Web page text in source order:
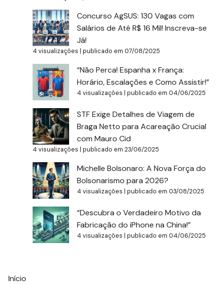
Concurso AgSUS: 130 Vagas com
Salários de Até R$ 16 Mil! Inscreva-se
Já!
4 visualizações |publicado em 07/08/2025
“Não Perca! Espanha x França:
Horário, Escalações e Como Assistir!”
4 visualizações |publicado em 04/06/2025
STF Exige Detalhes de Viagem de
Braga Netto para Acareação Crucial
com Mauro Cid
4 visualizações |publicado em 23/06/2025
Michelle Bolsonaro: A Nova Força do
Bolsonarismo para 2026?
4 visualizações |publicado em 03/08/2025
“Descubra o Verdadeiro Motivo da
Fabricação do iPhone na China!”
4 visualizações |publicado em 04/06/2025
Início